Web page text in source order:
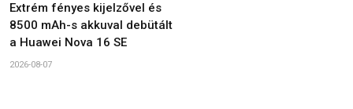
Extrém fényes kijelzővel és
8500 mAh-s akkuval debütált
a Huawei Nova 16 SE
2026-08-07